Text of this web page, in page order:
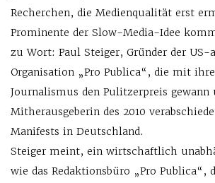
Recherchen, die Medienqualität erst
Prominente der Slow-Media-Idee
zu Wort: Paul Steiger, Gründer der US-
Organisation „Pro Publica“, die mit
Journalismus den Pulitzerpreis gewann
Mitherausgeberin des 2010
Manifests in Deutschland.
Steiger meint, ein wirtschaftlich
wie das Redaktionsbüro „Pro Publica“,